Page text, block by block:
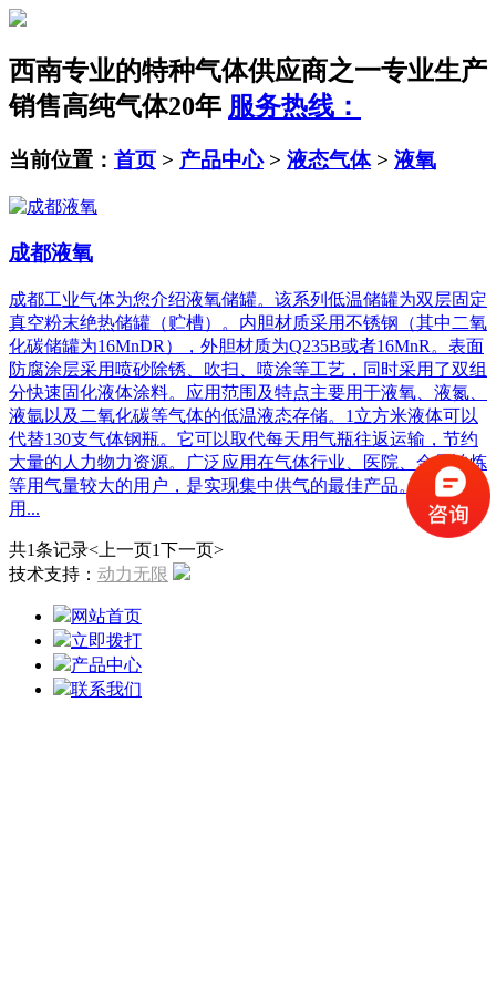
西南专业的特种气体供应商之一专业生产
销售高纯气体20年 服务热线：
当前位置： 首页 > 产品中心> 液态气体> 液氧
成都液氧
成都工业气体为您介绍液氧储罐。该系列低温储罐为双层固定
真空粉末绝热储罐（贮槽）。内胆材质采用不锈钢（其中二氧
化碳储罐为16MnDR），外胆材质为Q235B或者16MnR。表面
防腐涂层采用喷砂除锈、吹扫、喷涂等工艺，同时采用了双组
分快速固化液体涂料。应用范围及特点主要用于液氧、液氮、
液氩以及二氧化碳等气体的低温液态存储。1立方米液体可以
代替130支气体钢瓶。它可以取代每天用气瓶往返运输，节约
大量的人力物力资源。广泛应用在气体行业、医院、金属冶炼
等用气量较大的用户，是实现集中供气的最佳产品。具有使
用...
共1条记录<上一页1下一页>
技术支持： 动力无限
网站首页
立即拨打
产品中心
联系我们